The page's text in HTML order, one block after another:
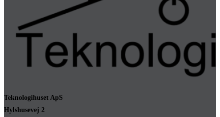
Teknologihuset ApS
Hylshusevej 2